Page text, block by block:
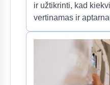
ir užtikrinti, kad
vertinamas ir